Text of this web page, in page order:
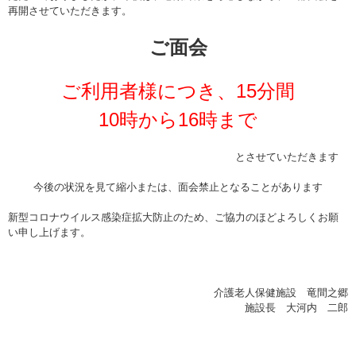
再開させていただきます。
ご面会
ご利用者様につき、15分間
10時から16時まで
とさせていただきます
今後の状況を見て縮小または、面会禁止となることがあります
新型コロナウイルス感染症拡大防止のため、ご協力のほどよろしくお願
い申し上げます。
介護老人保健施設 竜間之郷
施設長 大河内 二郎